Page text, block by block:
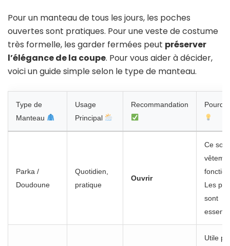
Pour un manteau de tous les jours, les poches
ouvertes sont pratiques. Pour une veste de costume
très formelle, les garder fermées peut préserver
l’élégance de la coupe. Pour vous aider à décider,
voici un guide simple selon le type de manteau.
Type de
Manteau
Usage
Principal
Recommandation
Parka /
Doudoune
Quotidien,
pratique
Ouvrir
Ce
Les
sont
Utile